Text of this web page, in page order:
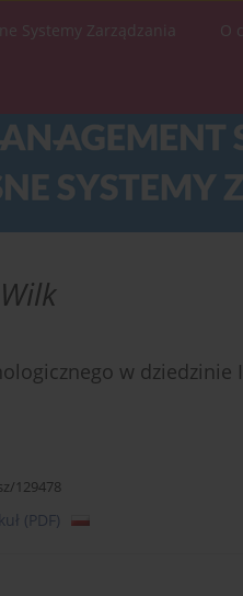
Systemy Zarządzania O
w
129478
(PDF)